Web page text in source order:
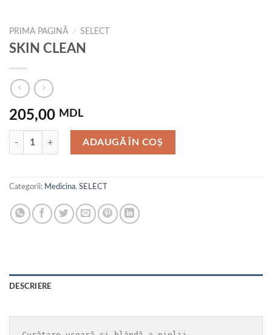
PRIMA PAGINĂ / SELECT
SKIN CLEAN
205,00 MDL
Cantitate SKIN CLEAN
ADAUGĂ ÎN COȘ
Categorii: Medicina, SELECT
DESCRIERE